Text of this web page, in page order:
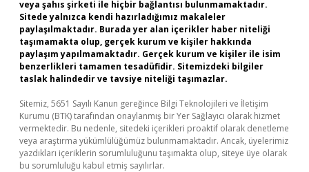
veya şahıs şirketi ile hiçbir bağlantısı bulunmamaktadır.
Sitede yalnızca kendi hazırladığımız makaleler
paylaşılmaktadır. Burada yer alan içerikler haber niteliği
taşımamakta olup, gerçek kurum ve kişiler hakkında
paylaşım yapılmamaktadır. Gerçek kurum ve kişiler ile isim
benzerlikleri tamamen tesadüfidir. Sitemizdeki bilgiler
taslak halindedir ve tavsiye niteliği taşımazlar.
Sitemiz, 5651 Sayılı Kanun gereğince Bilgi Teknolojileri ve İletişim
Kurumu (BTK) tarafından onaylanmış bir Yer Sağlayıcı olarak hizmet
vermektedir. Bu nedenle, sitedeki içerikleri proaktif olarak denetleme
veya araştırma yükümlülüğümüz bulunmamaktadır. Ancak, üyelerimiz
yazdıkları içeriklerin sorumluluğunu taşımakta olup, siteye üye olarak
bu sorumluluğu kabul etmiş sayılırlar.